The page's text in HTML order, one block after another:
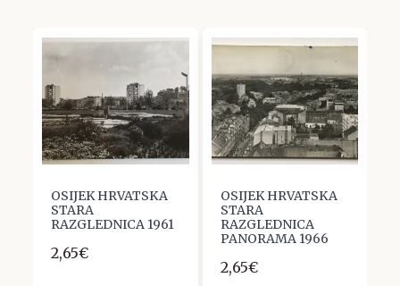
OSIJEK HRVATSKA
STARA
RAZGLEDNICA 1961
2,65€
OSIJEK HRVATSKA
STARA
RAZGLEDNICA
PANORAMA 1966
2,65€